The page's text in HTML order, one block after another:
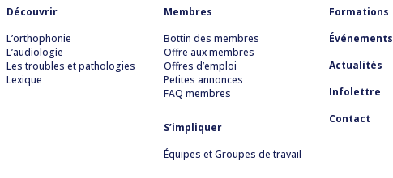
Découvrir
L’orthophonie
L’audiologie
Les troubles et pathologies
Lexique
Membres
Bottin des membres
Offre aux membres
Offres d’emploi
Petites annonces
FAQ membres
S’impliquer
Équipes et Groupes de travail
Formations
Événements
Actualités
Infolettre
Contact